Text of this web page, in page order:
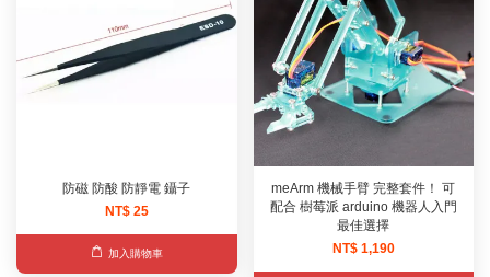
防磁 防酸 防靜電 鑷子
NT$ 25
加入購物車
meArm 機械手臂 完整套件！ 可
配合 樹莓派 arduino 機器人入門
最佳選擇
NT$ 1,190